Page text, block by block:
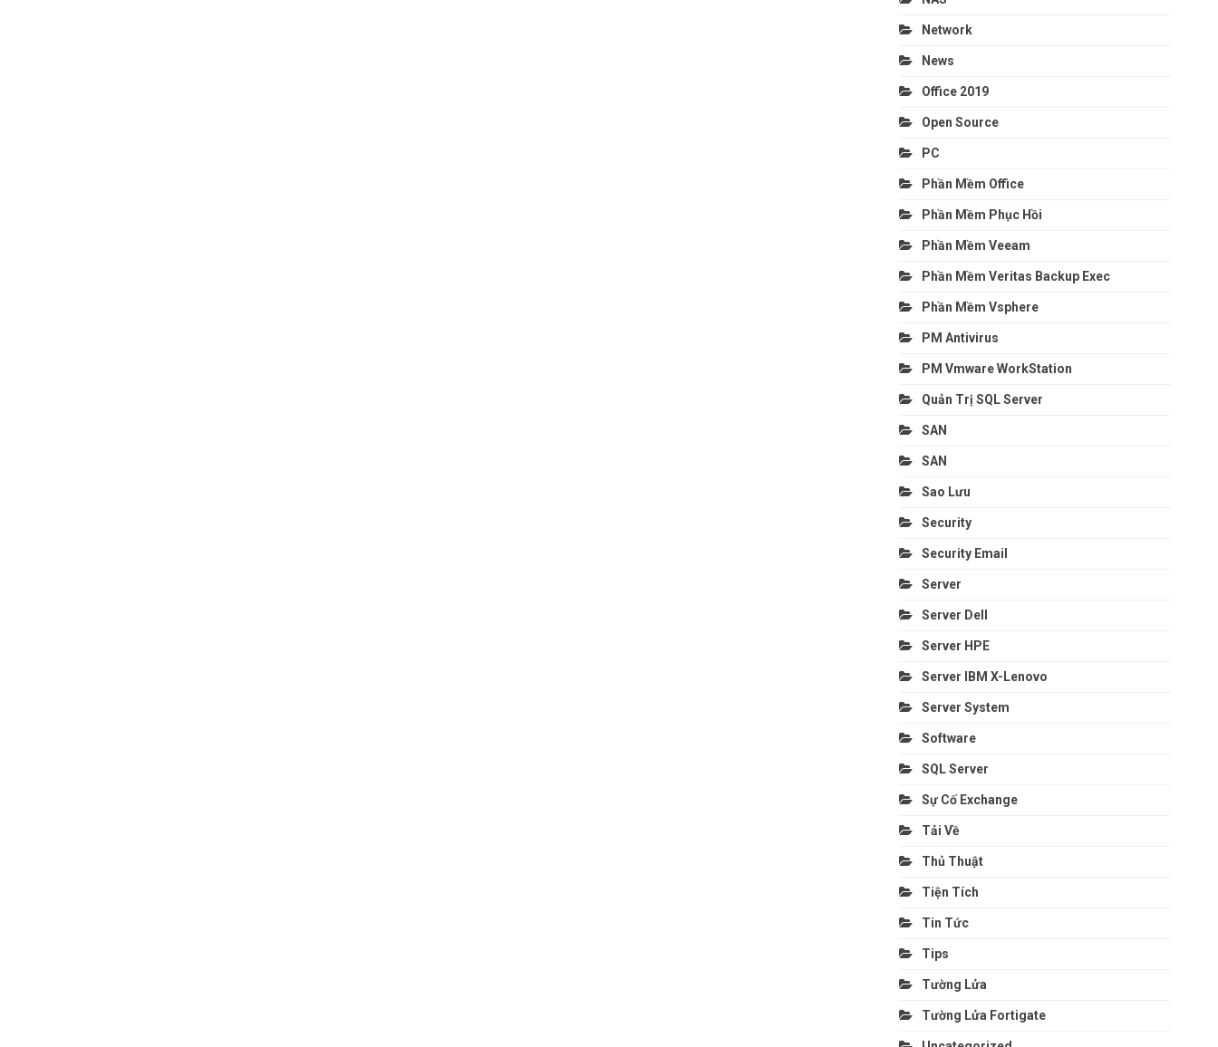
Network
News
Office 2019
Open Source
PC
Phần Mềm Office
Phần Mềm Phục Hồi
Phần Mềm Veeam
Phần Mềm Veritas Backup Exec
Phần Mềm Vsphere
PM Antivirus
PM Vmware WorkStation
Quản Trị SQL Server
SAN
SAN
Sao Lưu
Security
Security Email
Server
Server Dell
Server HPE
Server IBM X-Lenovo
Server System
Software
SQL Server
Sự Cố Exchange
Tải Về
Thủ Thuật
Tiện Tích
Tin Tức
Tips
Tường Lửa
Tường Lửa Fortigate